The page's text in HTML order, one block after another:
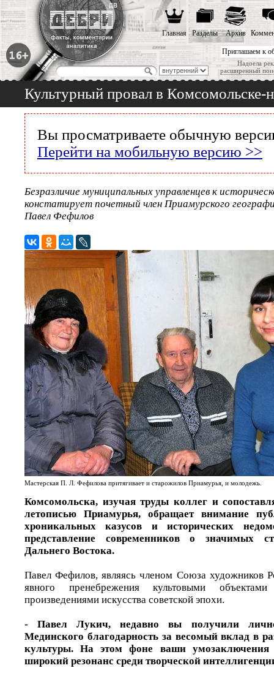
Приглашаем к
Надоела
расширенный
Главная Разделы Архив
Культурный провал в Комсомольске-
Вы просматриваете обычную
Перейти на мобильную версию >>
Безразличие муниципальных управленцев к
констатирует почетный член Приамурского
Павел Фефилов
Мастерская П. Л. Фефилова притягивает и старожилов Приамурья, и молодежь.
Комсомольска, изучая труды коллег и
летописью Приамурья, обращает внимание
хроникальных казусов и исторических
представление современников о значимых
Дальнего Востока.
Павел Фефилов, являясь членом Союза художников
явного пренебрежения культовыми
произведениями искусства советской эпохи.
- Павел Лукич, недавно вы получили
Мединского благодарность за весомый вклад в
культуры. На этом фоне ваши умозаключения
широкий резонанс среди творческой